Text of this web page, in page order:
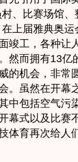
、比赛场馆
上届雅典奥
竣工，各种让
然而拥有13亿
的机会，非常
。虽然在开幕
中包括空气污
幕式以及比赛
体育再次给人